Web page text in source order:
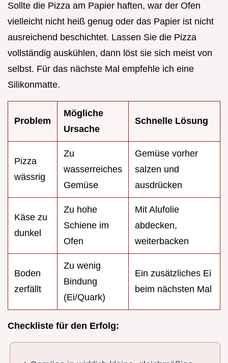
Sollte die Pizza am Papier haften, war der Ofen
vielleicht nicht heiß genug oder das Papier ist nicht
ausreichend beschichtet. Lassen Sie die Pizza
vollständig auskühlen, dann löst sie sich meist von
selbst. Für das nächste Mal empfehle ich eine
Silikonmatte.
Problem
Mögliche
Ursache
Schnelle Lösung
Pizza
wässrig
Zu
wasserreiches
Gemüse
Gemüse vorher
salzen und
ausdrücken
Käse zu
dunkel
Zu hohe
Schiene im
Ofen
Mit Alufolie
abdecken,
weiterbacken
Boden
zerfällt
Zu wenig
Bindung
(Ei/Quark)
Ein zusätzliches Ei
beim nächsten Mal
Checkliste für den Erfolg: